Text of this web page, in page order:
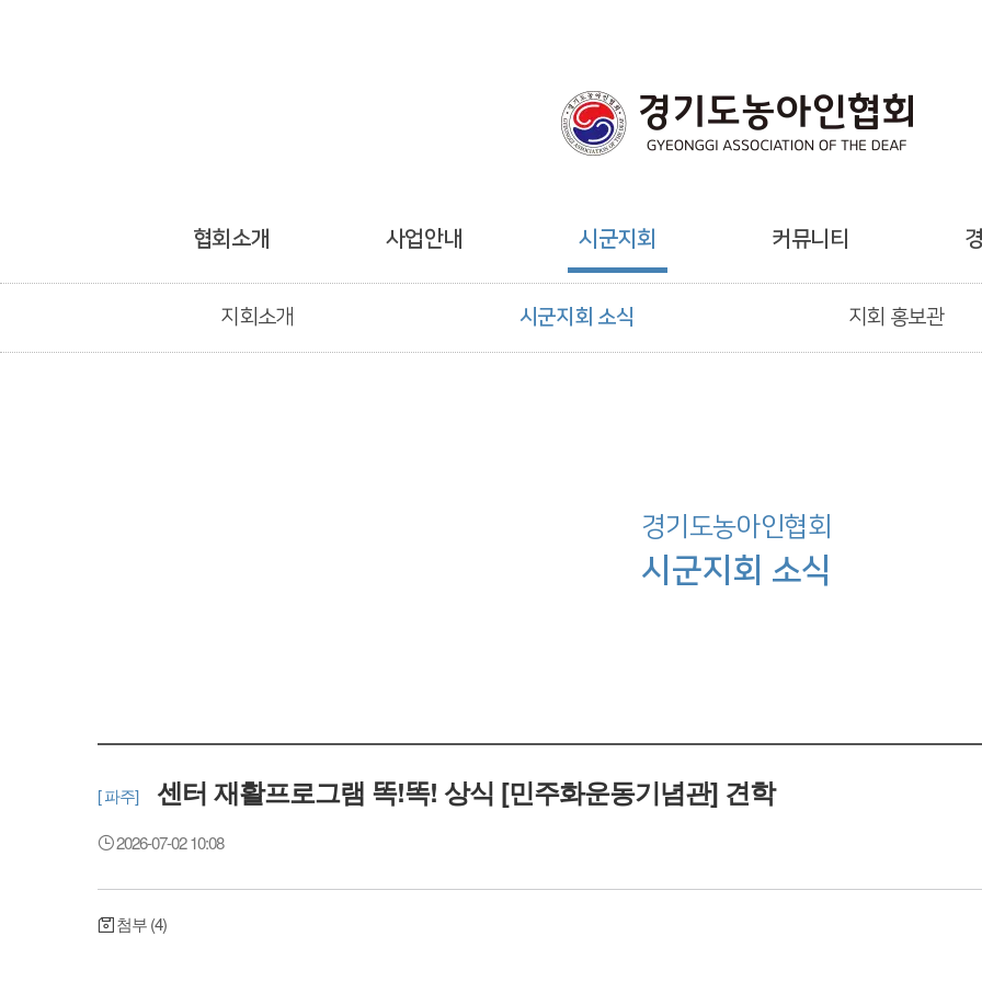
협회소개 사업안내 시군지회 커뮤니티
지회소개 시군지회 소식 지회 홍보관
경기도농아인협회
시군지회 소식
[ 파주] 센터 재활프로그램 똑!똑! 상식 [민주화운동기념관] 견학
2026-07-02 10:08
첨부 (4)